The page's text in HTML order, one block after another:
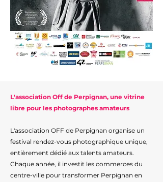
L'association Off de Perpignan, une vitrine
libre pour les photographes amateurs
L'association OFF de Perpignan organise un
festival rendez-vous photographique unique,
entièrement dédié aux talents amateurs.
Chaque année, il investit les commerces du
centre-ville pour transformer Perpignan en